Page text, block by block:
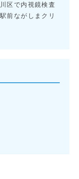
区で内視鏡検査
前ながしまクリ